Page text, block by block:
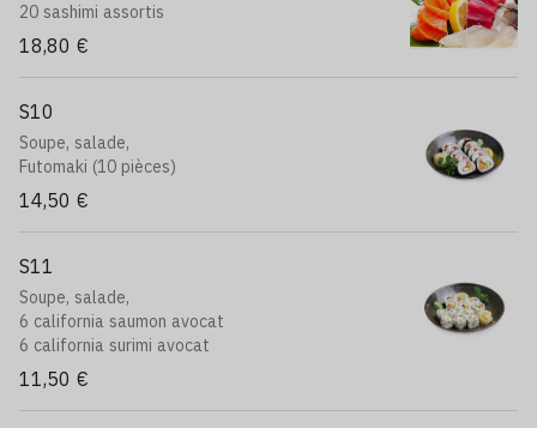
20 sashimi assortis
18,80 €
S10
Soupe, salade,
Futomaki (10 pièces)
14,50 €
S11
Soupe, salade,
6 california saumon avocat
6 california surimi avocat
11,50 €